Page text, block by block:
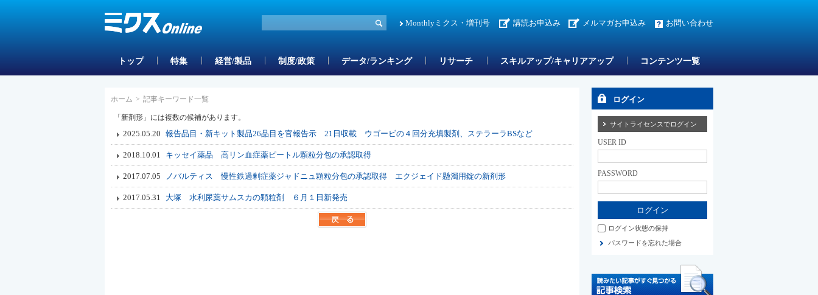
Monthlyミクス・増刊号 講読お申込み メルマガお申込み お問い合わせ
トップ 特集 経営/製品 制度/政策 データ/ランキング リサーチ スキルアップ/キャリアアップ コンテンツ一覧
ホーム > 記事キーワード一覧
「新剤形」には複数の候補があります。
2025.05.20 報告品目・新キット製品26品目を官報告示 21日収載 ウゴービの４回分充填製剤、ステラーラBSなど
2018.10.01 キッセイ薬品 高リン血症薬ピートル顆粒分包の承認取得
2017.07.05 ノバルティス 慢性鉄過剰症薬ジャドニュ顆粒分包の承認取得 エクジェイド懸濁用錠の新剤形
2017.05.31 大塚 水利尿薬サムスカの顆粒剤 ６月１日新発売
ログイン
サイトライセンスでログイン
USER ID
PASSWORD
ログイン状態の保持
パスワードを忘れた場合